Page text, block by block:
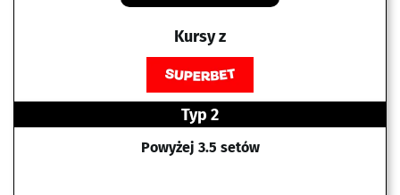
Kursy z
Typ 2
Powyżej 3.5 setów